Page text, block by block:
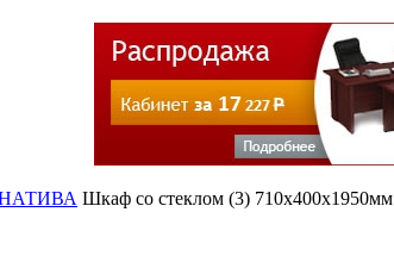
Шкаф со стеклом (3) 710х400х1950мм